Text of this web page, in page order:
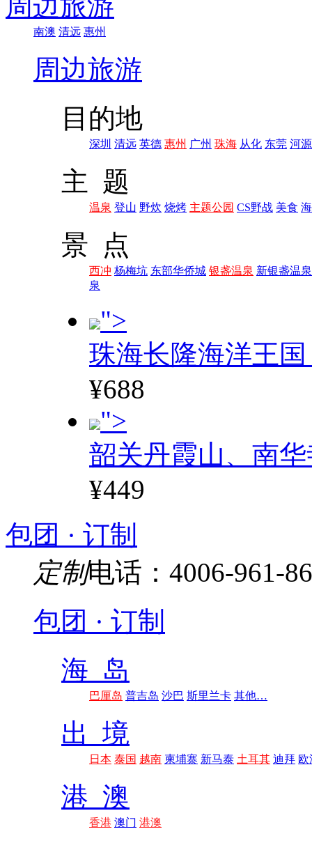
南澳 清远 惠州
周边旅游
目的地
深圳 清远 英德 惠州 广州 珠海 从化 东莞 河源
主 题
温泉 登山 野炊 烧烤 主题公园 CS野战 美食
景 点
西冲 杨梅坑 东部华侨城 银盏温泉 新银盏温泉
泉
">
珠海长隆海洋王
¥688
">
韶关丹霞山、南
¥449
包团 · 订制
定制电话：4006-961-
包团 · 订制
海 岛
巴厘岛 普吉岛 沙巴 斯里兰卡 其他…
出 境
日本 泰国 越南 柬埔寨 新马泰 土耳其 迪拜 欧
港 澳
香港 澳门 港澳